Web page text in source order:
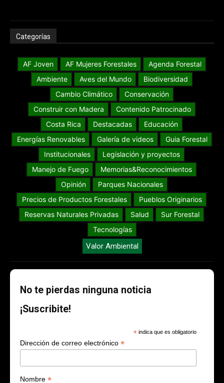
Categorías
AF Joven AF Mujeres Forestales
Agenda Forestal
Ambiente
Aves del Mundo
Biodiversidad
Cambio Climático
Conservación
Construir con Madera
Contenido Patrocinado
Costa Rica
Destacadas
Educación
Energías Renovables
Galería de videos
Guia Forestal
Institucionales
Legislación y proyectos
Manejo de Fuego
Memorias&Reconocimientos
Opinión
Parques Nacionales
Precios de Productos Forestales
Pueblos Originarios
Reservas Naturales Privadas
Salud
Sur Forestal
Tecnologías
Valor Ambiental
No te pierdas ninguna noticia
¡Suscribite!
* indica que es obligatorio
Dirección de correo electrónico *
Nombre *